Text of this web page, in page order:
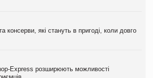
консерви, які стануть в пригоді, коли довго
Express розширюють можливості